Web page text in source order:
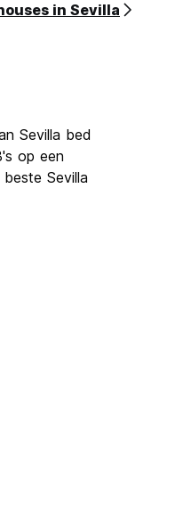
in Sevilla
Sevilla bed
op een
Sevilla